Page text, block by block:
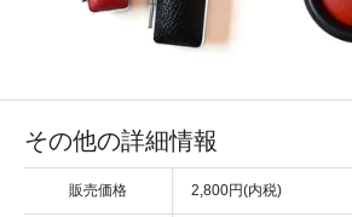
その他の詳細情報
販売価格 2,800円(内税)